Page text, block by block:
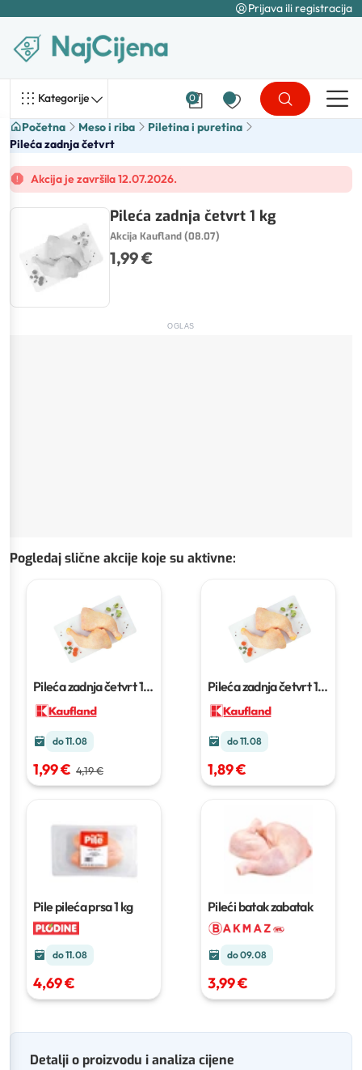
Prijava ili registracija
Kategorije 0
Početna Meso i riba
Piletina i puretina
Pileća zadnja četvrt
Akcija je završila 12.07.2026.
Pileća zadnja četvrt 1 kg
Akcija Kaufland (08.07)
1,99 €
OGLAS
Pogledaj slične akcije koje su aktivne:
Pileća zadnja četvrt1
do 11.08
1,99 € 4,19 €
Pileća zadnja četvrt1
do 11.08
1,89 €
Pile pileća prsa1 kg
do 11.08
4,69 €
Pileći batak zabatak
do 09.08
3,99 €
Detalji o proizvodu i analiza cijene